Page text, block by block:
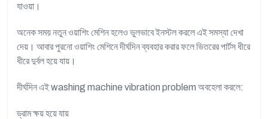
যাওয়া।
অনেক সময় নতুন ওয়াশিং মেশিন হলেও ভুলভাবে ইনস্টল করলে এই সমস্যা দেখা
দেয়। আবার পুরনো ওয়াশিং মেশিনে দীর্ঘদিন ব্যবহার করার ফলে ভিতরের পার্টস ধীরে
ধীরে দুর্বল হয়ে যায়।
দীর্ঘদিন এই washing machine vibration problem অবহেলা করলে:
ড্রাম ক্ষয় হয়ে যায়